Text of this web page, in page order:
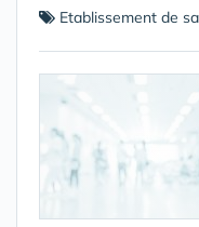
Etablissement de